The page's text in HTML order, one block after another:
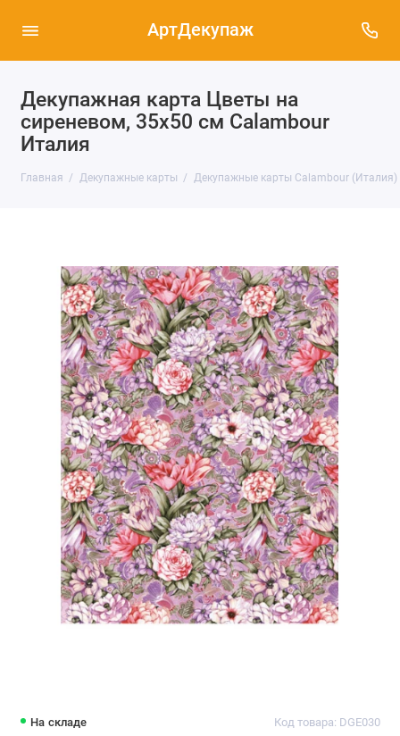
АртДекупаж
Декупажная карта Цветы на
сиреневом, 35х50 см Calambour
Италия
Главная Декупажные карты Декупажные карты Calambour (Италия)
На складе Код товара: DGE030